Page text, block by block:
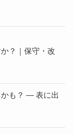
？｜保守・改
も？ ― 表に出